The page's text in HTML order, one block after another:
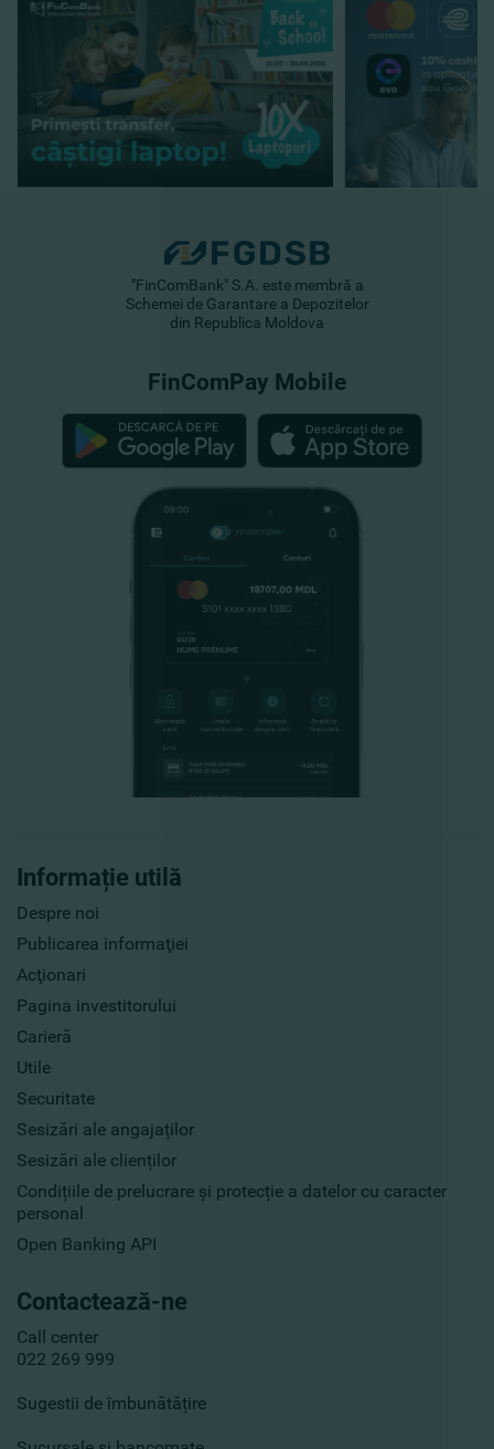
Informație utilă
Despre noi
Publicarea informaţiei
Acţionari
Pagina investitorului
Carieră
Utile
Securitate
Sesizări ale angajaților
Sesizări ale clienților
Condițiile de prelucrare și protecție a datelor cu caracter
personal
Open Banking API
Contactează-ne
Call center
022 269 999
Sugestii de îmbunătățire
"FinComBank" S.A. este membră a
Schemei de Garantare a Depozitelor
din Republica Moldova
FinComPay Mobile